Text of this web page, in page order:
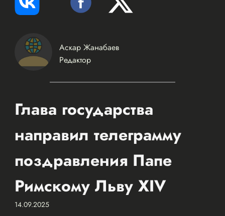
Аскар Жанабаев
Редактор
Глава государства
направил телеграмму
поздравления Папе
Римскому Льву XIV
14.09.2025